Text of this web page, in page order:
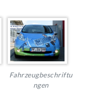
Fahrzeugbeschriftu
ngen